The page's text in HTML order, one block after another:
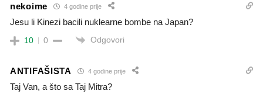
nekoime 4 godine prije
Jesu li Kinezi bacili nuklearne bombe na Japan?
10 0 Odgovori
ANTIFAŠISTA 4 godine prije
Taj Van, a što sa Taj Mitra?